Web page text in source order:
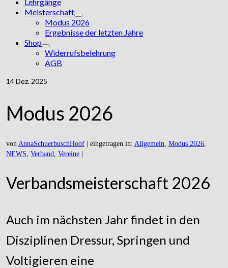
Meisterschaft
Modus 2026
Ergebnisse der letzten Jahre
Shop
Widerrufsbelehrung
AGB
14Dez. 2025
Modus 2026
von AnnaSchuerbuschHoof eingetragen in: Allgemein, Modus 2026,
NEWS, Verband, Vereine
Verbandsmeisterschaft 2026
Auch im nächsten Jahr findet in den
Disziplinen Dressur, Springen und
Voltigieren eine